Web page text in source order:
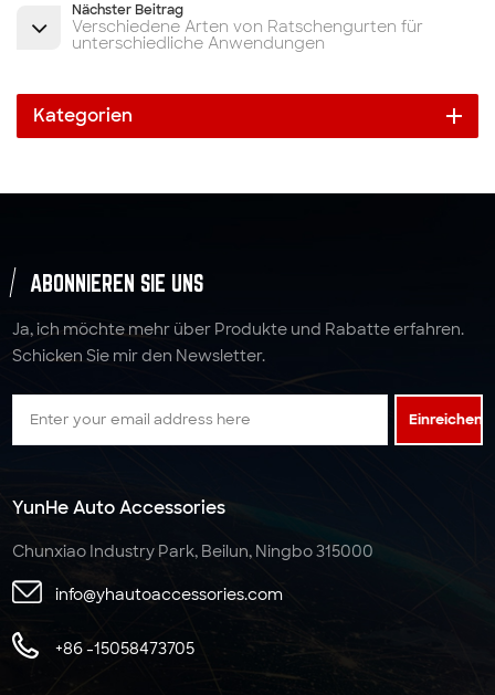
Nächster Beitrag
Verschiedene Arten von Ratschengurten für
unterschiedliche Anwendungen
Kategorien
ABONNIEREN SIE UNS
Ja, ich möchte mehr über Produkte und Rabatte erfahren.
Schicken Sie mir den Newsletter.
Einreichen
YunHe Auto Accessories
Chunxiao Industry Park, Beilun, Ningbo 315000
info@yhautoaccessories.com
+86 -15058473705